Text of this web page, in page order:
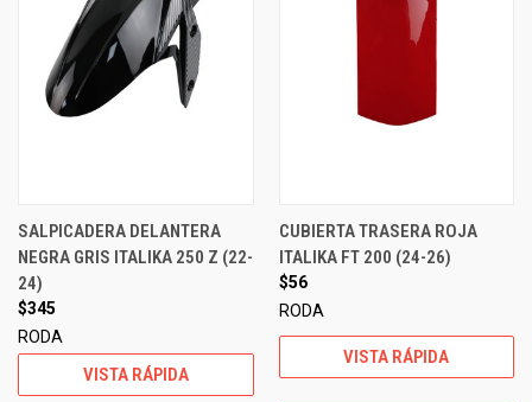
SALPICADERA DELANTERA
NEGRA GRIS ITALIKA 250 Z (22-
24)
$345
RODA
VISTA RÁPIDA
CUBIERTA TRASERA ROJA
ITALIKA FT 200 (24-26)
$56
RODA
VISTA RÁPIDA